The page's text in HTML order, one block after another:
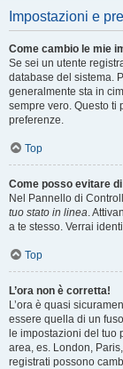
Impostazioni e
Come cambio le mie
Se sei un utente
database del sistema.
generalmente sta in
sempre vero. Questo ti
preferenze.
Top
Come posso evitare
Nel Pannello di
tuo stato in linea.
a te stesso. Verrai
Top
L’ora non è corretta!
L’ora è quasi
essere quella di un
le impostazioni del tuo
area, es. London,
registrati possono